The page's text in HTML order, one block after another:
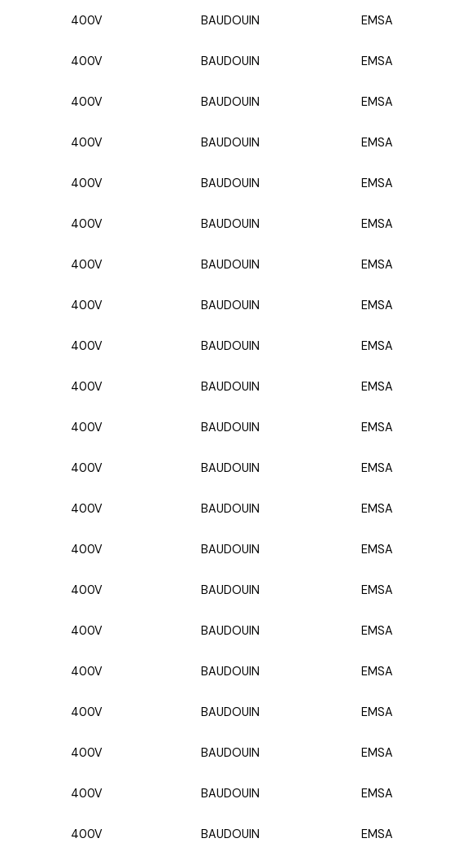
400V BAUDOUIN EMSA
400V BAUDOUIN EMSA
400V BAUDOUIN EMSA
400V BAUDOUIN EMSA
400V BAUDOUIN EMSA
400V BAUDOUIN EMSA
400V BAUDOUIN EMSA
400V BAUDOUIN EMSA
400V BAUDOUIN EMSA
400V BAUDOUIN EMSA
400V BAUDOUIN EMSA
400V BAUDOUIN EMSA
400V BAUDOUIN EMSA
400V BAUDOUIN EMSA
400V BAUDOUIN EMSA
400V BAUDOUIN EMSA
400V BAUDOUIN EMSA
400V BAUDOUIN EMSA
400V BAUDOUIN EMSA
400V BAUDOUIN EMSA
400V BAUDOUIN EMSA